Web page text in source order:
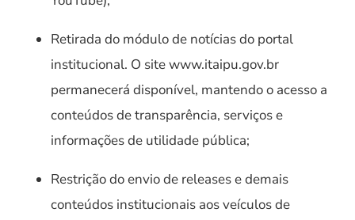
Retirada do módulo de notícias do portal
institucional. O site www.itaipu.gov.br
permanecerá disponível, mantendo o acesso a
conteúdos de transparência, serviços e
informações de utilidade pública;
Restrição do envio de releases e demais
conteúdos institucionais aos veículos de